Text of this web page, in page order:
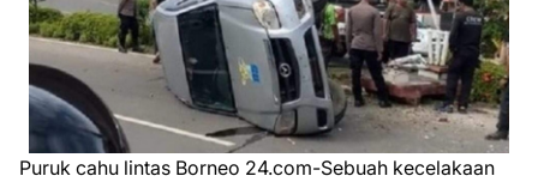
Puruk cahu lintas Borneo 24.com-Sebuah kecelakaan